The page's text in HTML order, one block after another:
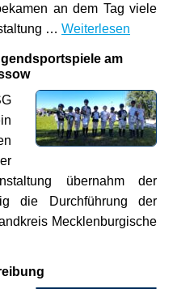
an dem Tag viele
… Weiterlesen
am
übernahm der
die Durchführung der
Mecklenburgische